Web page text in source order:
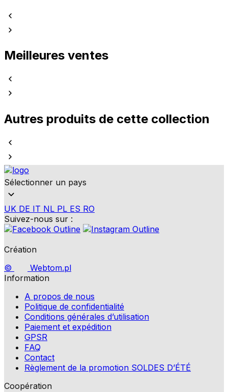
Meilleures ventes
Autres produits de cette collection
Sélectionner un pays
UK DE IT NL PL ES RO
Suivez-nous sur :
Création
©
Webtom.pl
Information
A propos de nous
Politique de confidentialité
Conditions générales d’utilisation
Paiement et expédition
GPSR
FAQ
Contact
Règlement de la promotion SOLDES D’ÉTÉ
Coopération